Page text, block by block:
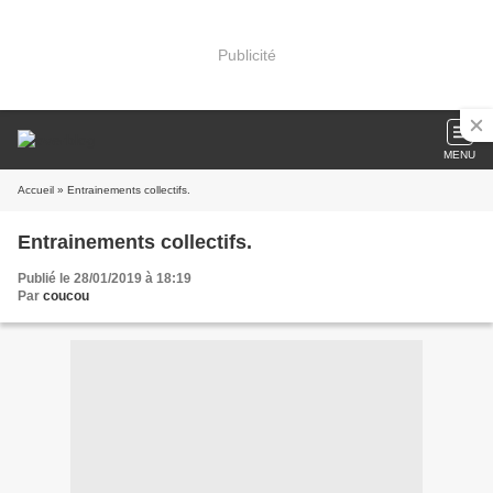
Publicité
MENU
Accueil » Entrainements collectifs.
Entrainements collectifs.
Publié le 28/01/2019 à 18:19
Par coucou